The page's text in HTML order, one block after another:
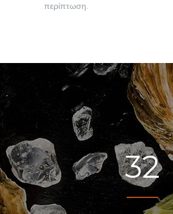
περίπτωση.
32